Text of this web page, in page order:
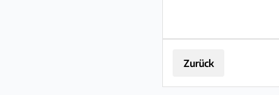
Zurück